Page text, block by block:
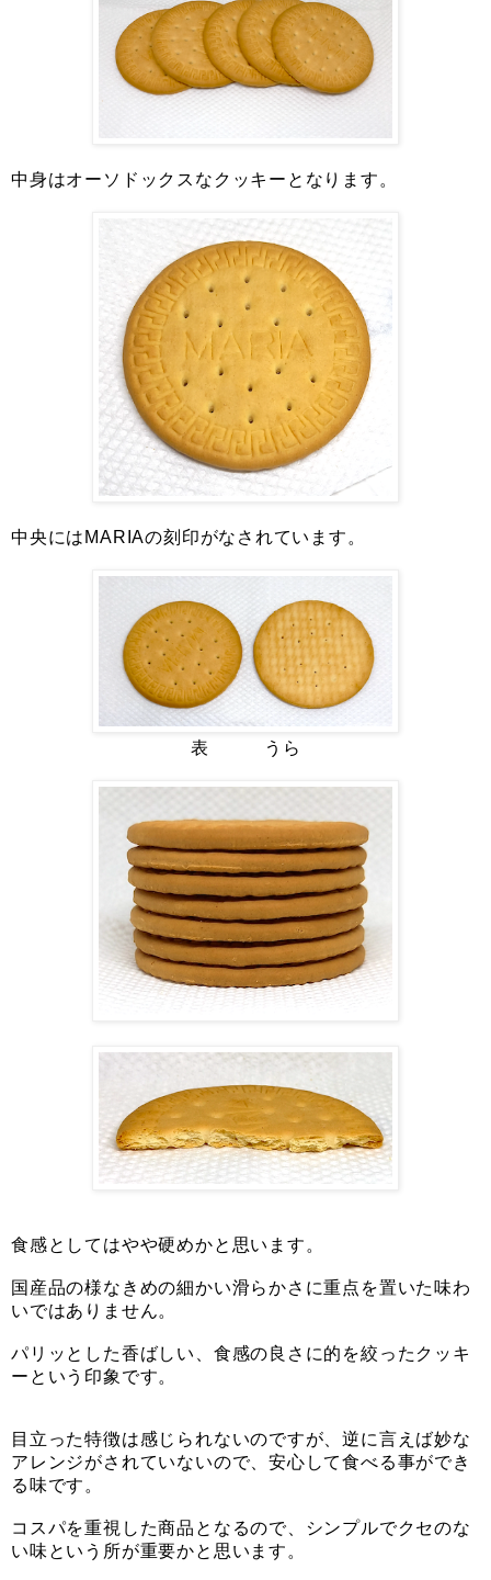
中身はオーソドックスなクッキーとなります。
中央にはMARIAの刻印がなされています。
表 うら
食感としてはやや硬めかと思います。
国産品の様なきめの細かい滑らかさに重点を置いた味わ
いではありません。
パリッとした香ばしい、食感の良さに的を絞ったクッキ
ーという印象です。
目立った特徴は感じられないのですが、逆に言えば妙な
アレンジがされていないので、安心して食べる事ができ
る味です。
コスパを重視した商品となるので、シンプルでクセのな
い味という所が重要かと思います。